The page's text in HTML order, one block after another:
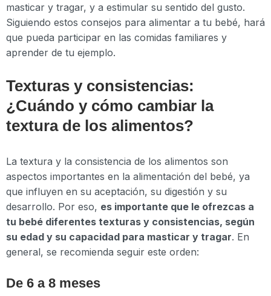
masticar y tragar, y a estimular su sentido del gusto.
Siguiendo estos consejos para alimentar a tu bebé, hará
que pueda participar en las comidas familiares y
aprender de tu ejemplo.
Texturas y consistencias:
¿Cuándo y cómo cambiar la
textura de los alimentos?
La textura y la consistencia de los alimentos son
aspectos importantes en la alimentación del bebé, ya
que influyen en su aceptación, su digestión y su
desarrollo. Por eso, es importante que le ofrezcas a
tu bebé diferentes texturas y consistencias, según
su edad y su capacidad para masticar y tragar. En
general, se recomienda seguir este orden:
De 6 a 8 meses